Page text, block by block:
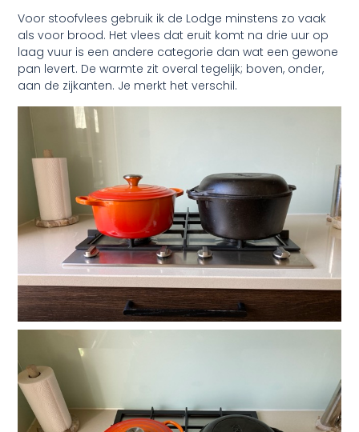
Voor stoofvlees gebruik ik de Lodge minstens zo vaak
als voor brood. Het vlees dat eruit komt na drie uur op
laag vuur is een andere categorie dan wat een gewone
pan levert. De warmte zit overal tegelijk; boven, onder,
aan de zijkanten. Je merkt het verschil.